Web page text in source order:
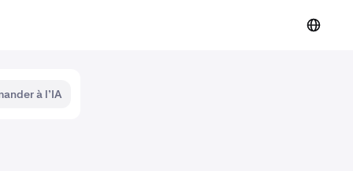
à l’IA